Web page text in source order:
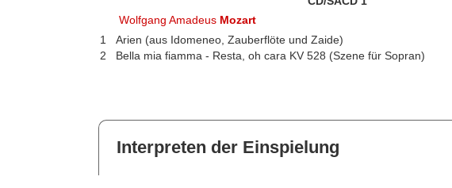
Wolfgang Amadeus Mozart
1
Arien (aus Idomeneo, Zauberflöte und Zaide)
2
Bella mia fiamma - Resta, oh cara KV 528 (Szene für Sopran)
Interpreten der Einspielung